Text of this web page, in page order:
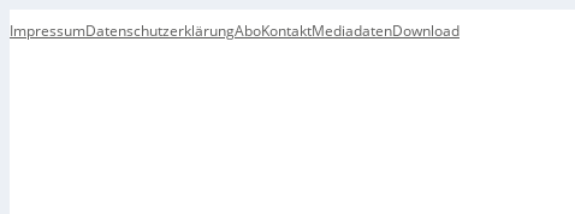
ImpressumDatenschutzerklärungAboKontaktMediadatenDownload